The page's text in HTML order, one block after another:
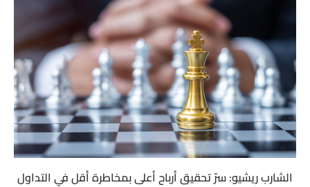
الشارب ريشيو: سرّ تحقيق أرباح أعلى بمخاطرة أقل في التداول